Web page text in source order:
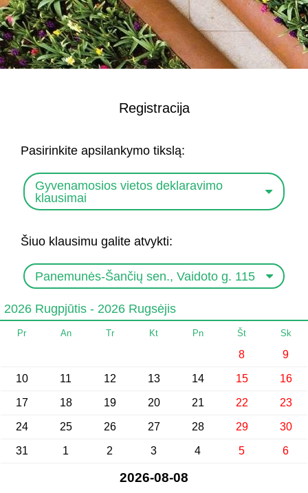
Registracija
Pasirinkite apsilankymo tikslą:
Gyvenamosios vietos deklaravimo
klausimai
Šiuo klausimu galite atvykti:
Panemunės-Šančių sen., Vaidoto g. 115
2026 Rugpjūtis - 2026 Rugsėjis
Pr An Tr Kt Pn Št Sk
8 9
10 11 12 13 14 15 16
17 18 19 20 21 22 23
24 25 26 27 28 29 30
31 1 2 3 4 5 6
2026-08-08